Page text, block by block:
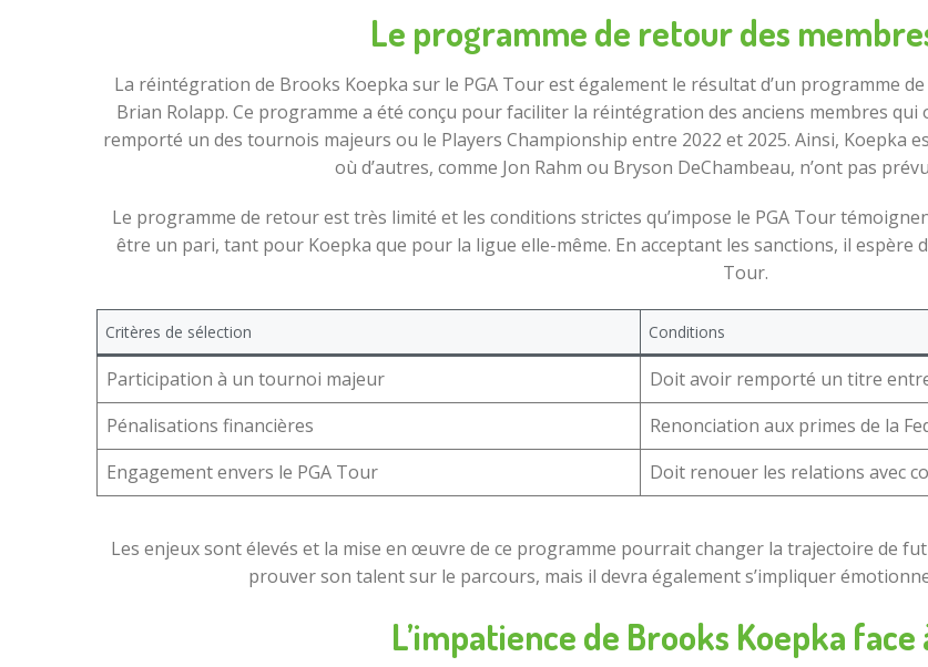
Le programme de retour des
La réintégration de Brooks Koepka sur le PGA Tour est également le résultat d’un programme
Brian Rolapp. Ce programme a été conçu pour faciliter la réintégration des anciens membres
remporté un des tournois majeurs ou le Players Championship entre 2022 et 2025. Ainsi, Koepka
où d’autres, comme Jon Rahm ou Bryson DeChambeau, n’ont pas
Le programme de retour est très limité et les conditions strictes qu’impose le PGA Tour
être un pari, tant pour Koepka que pour la ligue elle-même. En acceptant les sanctions, il espère
Tour.
Critères de sélection Conditions
Participation à un tournoi majeur
Doit avoir remporté un titre
Pénalisations financières
Renonciation aux primes de la
Engagement envers le PGA Tour
Doit renouer les relations avec
Les enjeux sont élevés et la mise en œuvre de ce programme pourrait changer la trajectoire de
prouver son talent sur le parcours, mais il devra également s’impliquer
L’impatience de Brooks Koepka